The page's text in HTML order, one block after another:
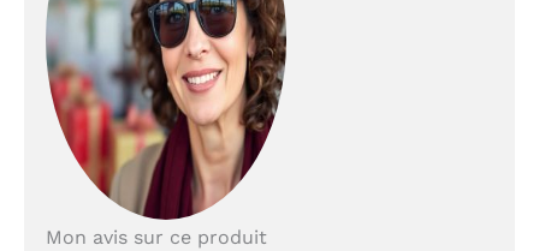
message avec votre
emplacement en
direct aux contacts
d'urgence si
associés au
smartphone
compatible ;
smartphone pour se
Mon avis sur ce produit